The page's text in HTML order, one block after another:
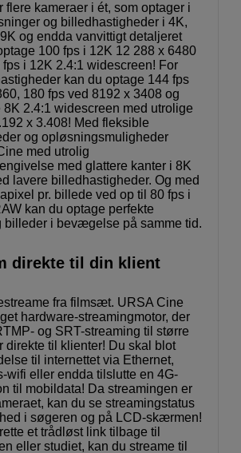
flere kameraer i ét, som optager i
og billedhastigheder i 4K,
og endda vanvittigt detaljeret
100 fps i 12K 12 288 x 6480
i 12K 2.4:1 widescreen! For
kan du optage 144 fps
180 fps ved 8192 x 3408 og
2.4:1 widescreen med utrolige
x 3.408! Med fleksible
og opløsningsmuligheder
med utrolig
med glattere kanter i 8K
lavere billedhastigheder. Og med
pr. billede ved op til 80 fps i
kan du optage perfekte
billeder i bevægelse på samme tid.
direkte til din klient
fra filmsæt. URSA Cine
hardware-streamingmotor, der
og SRT-streaming til større
direkte til klienter! Du skal blot
til internettet via Ethernet,
wifi eller endda tilslutte en 4G-
til mobildata! Da streamingen er
kan du se streamingstatus
i søgeren og på LCD-skærmen!
et trådløst link tilbage til
eller studiet, kan du streame til